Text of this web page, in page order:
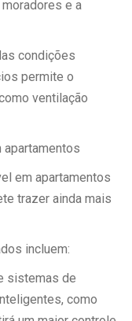
e a
condições
permite o
ventilação
apartamentos
em apartamentos
trazer ainda mais
incluem:
sistemas de
como